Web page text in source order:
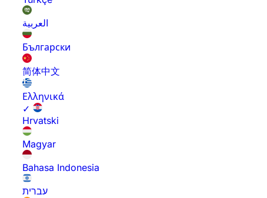
العربية
Български
简体中文
Ελληνικά
✓
Hrvatski
Magyar
Bahasa Indonesia
עברית